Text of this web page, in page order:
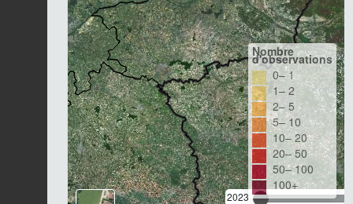
2023
Nombre
d'observations
0– 1
1– 2
2– 5
5– 10
10– 20
20– 50
50– 100
100+